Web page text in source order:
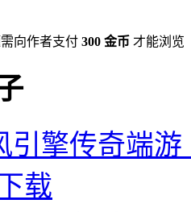
向作者支付 300 金币 才能浏览
引擎传奇端
载